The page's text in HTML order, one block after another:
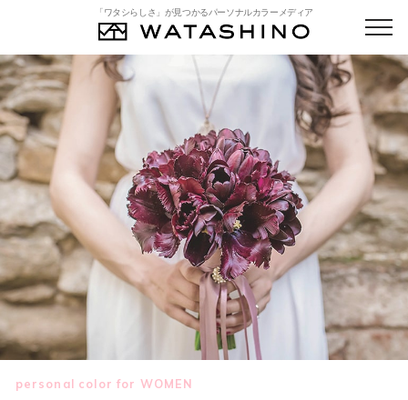
「ワタシらしさ」が見つかるパーソナルカラーメディア
personal color for WOMEN